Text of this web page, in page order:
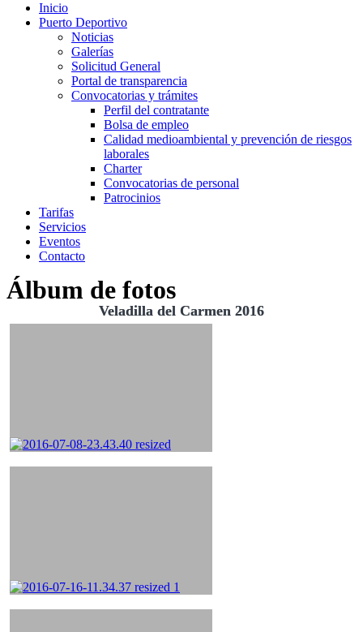
Inicio
Puerto Deportivo
Noticias
Galerías
Solicitud General
Portal de transparencia
Convocatorias y trámites
Perfil del contratante
Bolsa de empleo
Calidad medioambiental y prevención de riesgos
laborales
Charter
Convocatorias de personal
Patrocinios
Tarifas
Servicios
Eventos
Contacto
Álbum de fotos
Veladilla del Carmen 2016